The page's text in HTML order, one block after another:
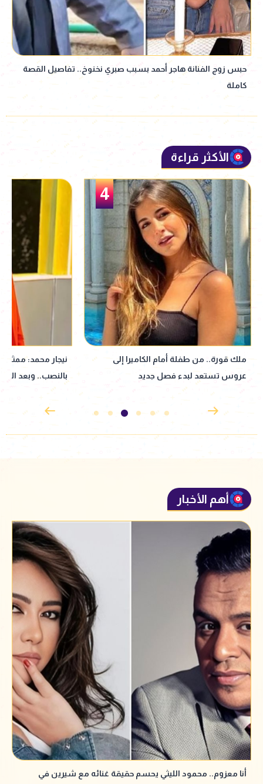
حبس زوج الفنانة هاجر أحمد بسبب صبري نخنوخ.. تفاصيل القصة
كاملة
الأكثر قراءة
4
ملك قورة.. من طفلة أمام الكاميرا إلى
عروس تستعد لبدء فصل جديد
نيجار محمد: ممثل
بالنصب.. وبعد
أهم الأخبار
أنا معزوم.. محمود الليثي يحسم حقيقة غنائه مع شيرين في